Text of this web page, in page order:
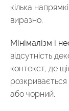
кілька
виразно.
Мінімалізм і
відсутність
контекст, де
розкривається
або чорний.